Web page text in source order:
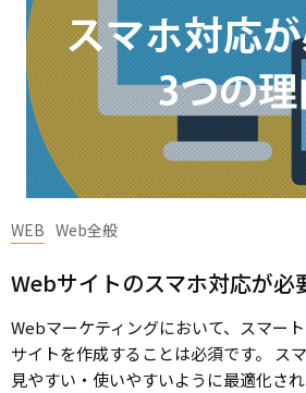
WEB Web全般
Webサイトのスマホ対応が必
Webマーケティングにおいて、スマー
サイトを作成することは必須です。 ス
見やすい・使いやすいように最適化さ